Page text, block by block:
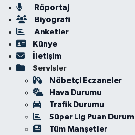
Röportaj
Biyografi
Anketler
Künye
İletişim
Servisler
Nöbetçi Eczaneler
Hava Durumu
Trafik Durumu
Süper Lig Puan
Tüm Manşetler